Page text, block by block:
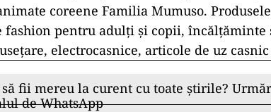
coreene Familia Mumuso.
fashion pentru adulți și copii, încălțăminte
electrocasnice, articole de uz
fii mereu la curent cu toate știrile?
de WhatsApp